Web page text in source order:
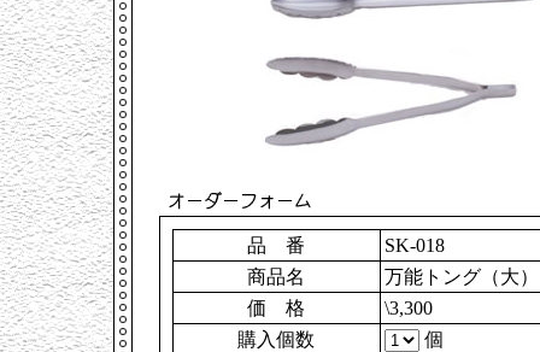
品 番
SK-018
商品名
万能トング（大）
価 格
\3,300
購入個数
個